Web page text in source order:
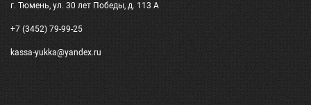
г. Тюмень, ул. 30 лет Победы, д. 113 А
+7 (3452) 79-99-25
kassa-yukka@yandex.ru